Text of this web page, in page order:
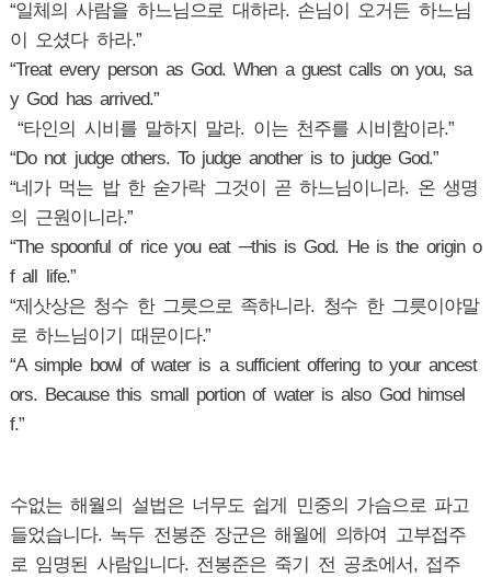
“일체의 사람을 하느님으로 대하라. 손님이 오거든 하느님
이 오셨다 하라.”
“Treat every person as God. When a guest calls on you, sa
y God has arrived.”
“타인의 시비를 말하지 말라. 이는 천주를 시비함이라.”
“Do not judge others. To judge another is to judge God.”
“네가 먹는 밥 한 숟가락 그것이 곧 하느님이니라. 온 생명
의 근원이니라.”
“The spoonful of rice you eat ─this is God. He is the origin o
f all life.”
“제삿상은 청수 한 그릇으로 족하니라. 청수 한 그릇이야말
로 하느님이기 때문이다.”
“A simple bowl of water is a sufficient offering to your ancest
ors. Because this small portion of water is also God himsel
f.”
수없는 해월의 설법은 너무도 쉽게 민중의 가슴으로 파고
들었습니다. 녹두 전봉준 장군은 해월에 의하여 고부접주
로 임명된 사람입니다. 전봉준은 죽기 전 공초에서, 접주